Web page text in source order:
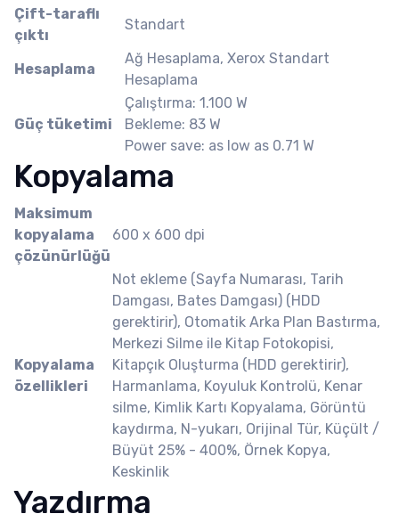
Çift-taraflı
çıktı
Standart
Hesaplama
Ağ Hesaplama, Xerox Standart
Hesaplama
Güç tüketimi
Çalıştırma: 1.100 W
Bekleme: 83 W
Power save: as low as 0.71 W
Kopyalama
Maksimum
kopyalama
çözünürlüğü
600 x 600 dpi
Kopyalama
özellikleri
Not ekleme (Sayfa Numarası, Tarih
Damgası, Bates Damgası) (HDD
gerektirir), Otomatik Arka Plan Bastırma,
Merkezi Silme ile Kitap Fotokopisi,
Kitapçık Oluşturma (HDD gerektirir),
Harmanlama, Koyuluk Kontrolü, Kenar
silme, Kimlik Kartı Kopyalama, Görüntü
kaydırma, N-yukarı, Orijinal Tür, Küçült /
Büyüt 25% - 400%, Örnek Kopya,
Keskinlik
Yazdırma